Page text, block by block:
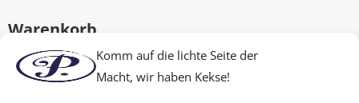
Komm auf die lichte Seite der
Macht, wir haben Kekse!
Warenkorb
Es befinden sich keine Produkte im Warenkorb.